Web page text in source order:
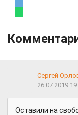
Сергей
26.07.2019
Оставили на